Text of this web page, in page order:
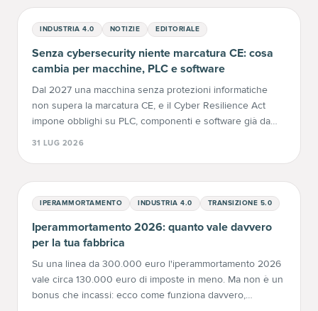
INDUSTRIA 4.0 NOTIZIE EDITORIALE
Senza cybersecurity niente marcatura CE: cosa
cambia per macchine, PLC e software
Dal 2027 una macchina senza protezioni informatiche
non supera la marcatura CE, e il Cyber Resilience Act
impone obblighi su PLC, componenti e software già da
31 LUG 2026
IPERAMMORTAMENTO INDUSTRIA 4.0 TRANSIZIONE 5.0
Iperammortamento 2026: quanto vale davvero
per la tua fabbrica
Su una linea da 300.000 euro l'iperammortamento 2026
vale circa 130.000 euro di imposte in meno. Ma non è un
bonus che incassi: ecco come funziona davvero,